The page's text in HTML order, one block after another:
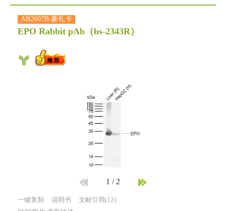
AB2607B 豪礼卡
EPO Rabbit pAb （bs-2343R）
1 /2
一键复制 说明书 文献引用(12)